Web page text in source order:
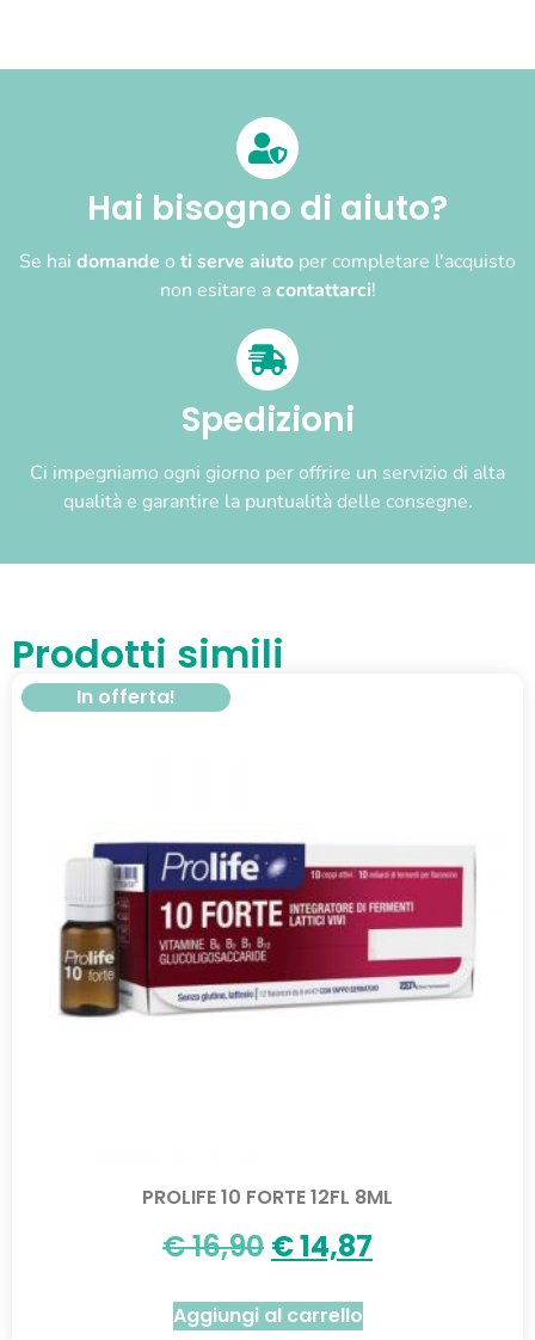
Hai bisogno di aiuto?
Se hai domande o ti serve aiuto per completare l'acquisto
non esitare acontattarci!
Spedizioni
Ci impegniamo ogni giorno per offrire un servizio di alta
qualità e garantire la puntualità delle consegne.
Prodotti simili
In offerta!
PROLIFE 10 FORTE 12FL 8ML
€16,90 €14,87
Aggiungi al carrello